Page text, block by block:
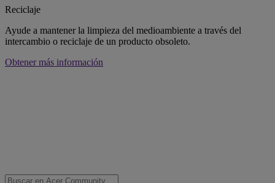
Reciclaje
Ayude a mantener la limpieza del medioambiente a través del
intercambio o reciclaje de un producto obsoleto.
Obtener más información